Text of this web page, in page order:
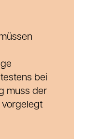
bei
muss der